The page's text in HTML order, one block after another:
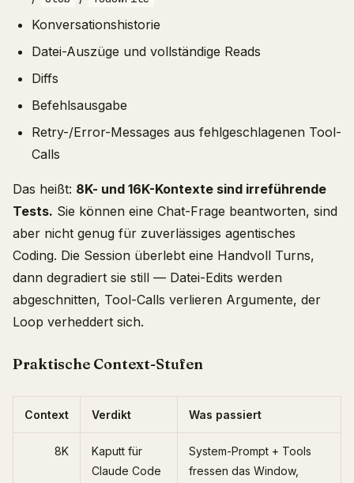
Konversationshistorie
Datei-Auszüge und vollständige Reads
Diffs
Befehlsausgabe
Retry-/Error-Messages aus fehlgeschlagenen Tool-
Calls
Das heißt: 8K- und 16K-Kontexte sind irreführende
Tests. Sie können eine Chat-Frage beantworten, sind
aber nicht genug für zuverlässiges agentisches
Coding. Die Session überlebt eine Handvoll Turns,
dann degradiert sie still — Datei-Edits werden
abgeschnitten, Tool-Calls verlieren Argumente, der
Loop verheddert sich.
Praktische Context-Stufen
Context Verdikt Was passiert
8K
Kaputt für
Claude Code
System-Prompt + Tools
fressen das Window,